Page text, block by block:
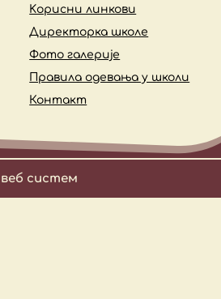
Kорисни линкови
Директорка школе
Фото галерије
Правила одевања у школи
Контакт
систем